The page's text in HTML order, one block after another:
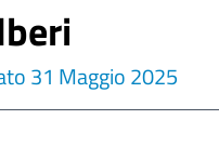
31 Maggio 2025